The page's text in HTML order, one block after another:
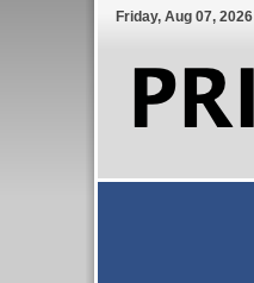
Friday, Aug 07, 2026